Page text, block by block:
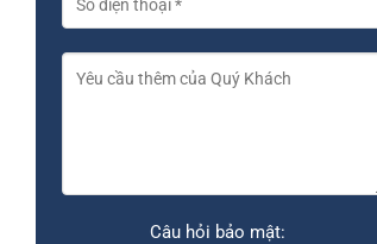
Câu hỏi bảo mật: